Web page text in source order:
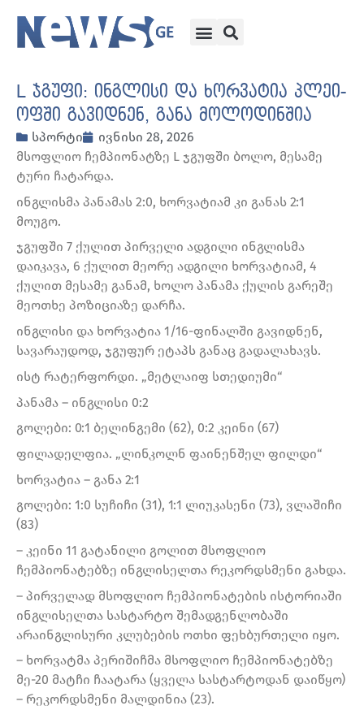
L ჯგუფი: ინგლისი და ხორვატია პლეი-
ოფში გავიდნენ, განა მოლოდინშია
სპორტი
ივნისი 28, 2026
მსოფლიო ჩემპიონატზე L ჯგუფში ბოლო, მესამე
ტური ჩატარდა.
ინგლისმა პანამას 2:0, ხორვატიამ კი განას 2:1
მოუგო.
ჯგუფში 7 ქულით პირველი ადგილი ინგლისმა
დაიკავა, 6 ქულით მეორე ადგილი ხორვატიამ, 4
ქულით მესამე განამ, ხოლო პანამა ქულის გარეშე
მეოთხე პოზიციაზე დარჩა.
ინგლისი და ხორვატია 1/16-ფინალში გავიდნენ,
სავარაუდოდ, ჯგუფურ ეტაპს განაც გადალახავს.
ისტ რატერფორდი. „მეტლაიფ სთედიუმი“
პანამა – ინგლისი 0:2
გოლები: 0:1 ბელინგემი (62), 0:2 კეინი (67)
ფილადელფია. „ლინკოლნ ფაინენშელ ფილდი“
ხორვატია – განა 2:1
გოლები: 1:0 სუჩიჩი (31), 1:1 ლიუკასენი (73), ვლაშიჩი
(83)
– კეინი 11 გატანილი გოლით მსოფლიო
ჩემპიონატებზე ინგლისელთა რეკორდსმენი გახდა.
– პირველად მსოფლიო ჩემპიონატების ისტორიაში
ინგლისელთა სასტარტო შემადგენლობაში
არაინგლისური კლუბების ოთხი ფეხბურთელი იყო.
– ხორვატმა პერიშიჩმა მსოფლიო ჩემპიონატებზე
მე-20 მატჩი ჩაატარა (ყველა სასტარტოდან დაიწყო)
– რეკორდსმენი მალდინია (23).